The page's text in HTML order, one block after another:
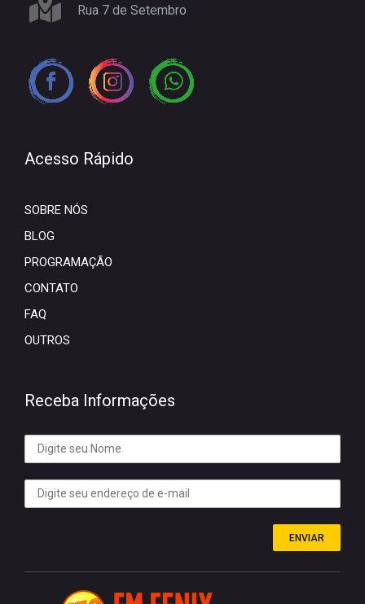
Rua 7 de Setembro
Acesso Rápido
SOBRE NÓS
BLOG
PROGRAMAÇÃO
CONTATO
FAQ
OUTROS
Receba Informações
ENVIAR